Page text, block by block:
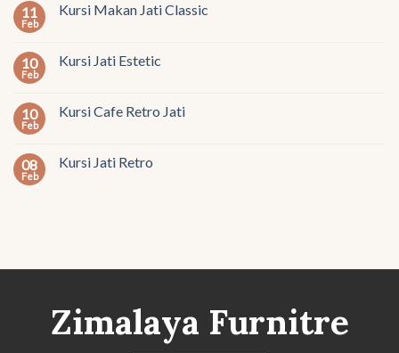
11
Feb
Kursi Makan Jati Classic
10
Feb
Kursi Jati Estetic
10
Feb
Kursi Cafe Retro Jati
08
Feb
Kursi Jati Retro
Zimalaya Furnitre